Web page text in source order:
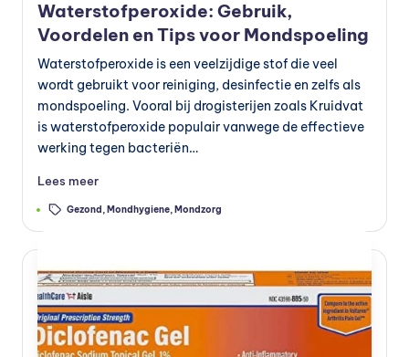
Waterstofperoxide: Gebruik,
Voordelen en Tips voor Mondspoeling
Waterstofperoxide is een veelzijdige stof die veel
wordt gebruikt voor reiniging, desinfectie en zelfs als
mondspoeling. Vooral bij drogisterijen zoals Kruidvat
is waterstofperoxide populair vanwege de effectieve
werking tegen bacteriën…
Lees meer
Tags: Gezond ,Mondhygiene ,Mondzorg